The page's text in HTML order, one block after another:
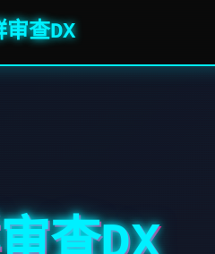
审查DX